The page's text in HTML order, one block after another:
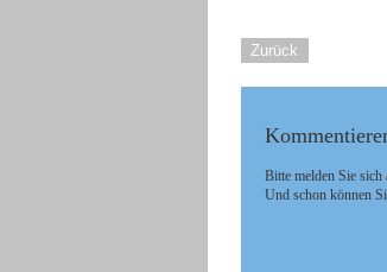
Zurück
Bitte melden Sie sich
Und schon können